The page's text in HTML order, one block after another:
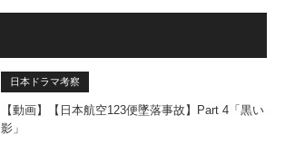
日本ドラマ考察
【動画】【日本航空123便墜落事故】Part 4「黒い
影」